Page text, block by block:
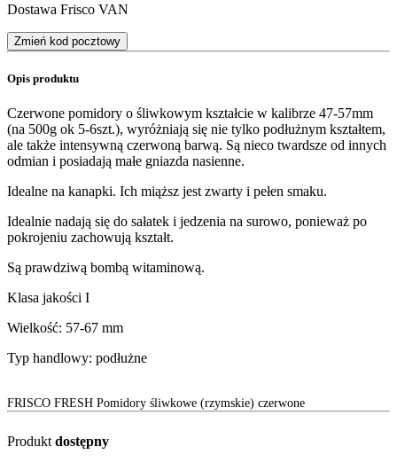
Dostawa Frisco VAN
Zmień kod pocztowy
Opis produktu
Czerwone pomidory o śliwkowym kształcie w kalibrze 47-57mm
(na 500g ok 5-6szt.), wyróżniają się nie tylko podłużnym kształtem,
ale także intensywną czerwoną barwą. Są nieco twardsze od innych
odmian i posiadają małe gniazda nasienne.
Idealne na kanapki. Ich miąższ jest zwarty i pełen smaku.
Idealnie nadają się do sałatek i jedzenia na surowo, ponieważ po
pokrojeniu zachowują kształt.
Są prawdziwą bombą witaminową.
Klasa jakości I
Wielkość: 57-67 mm
Typ handlowy: podłużne
FRISCO FRESH Pomidory śliwkowe (rzymskie) czerwone
Produkt dostępny